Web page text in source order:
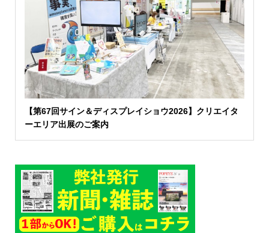
【第67回サイン＆ディスプレイショウ2026】クリエイタ
ーエリア出展のご案内